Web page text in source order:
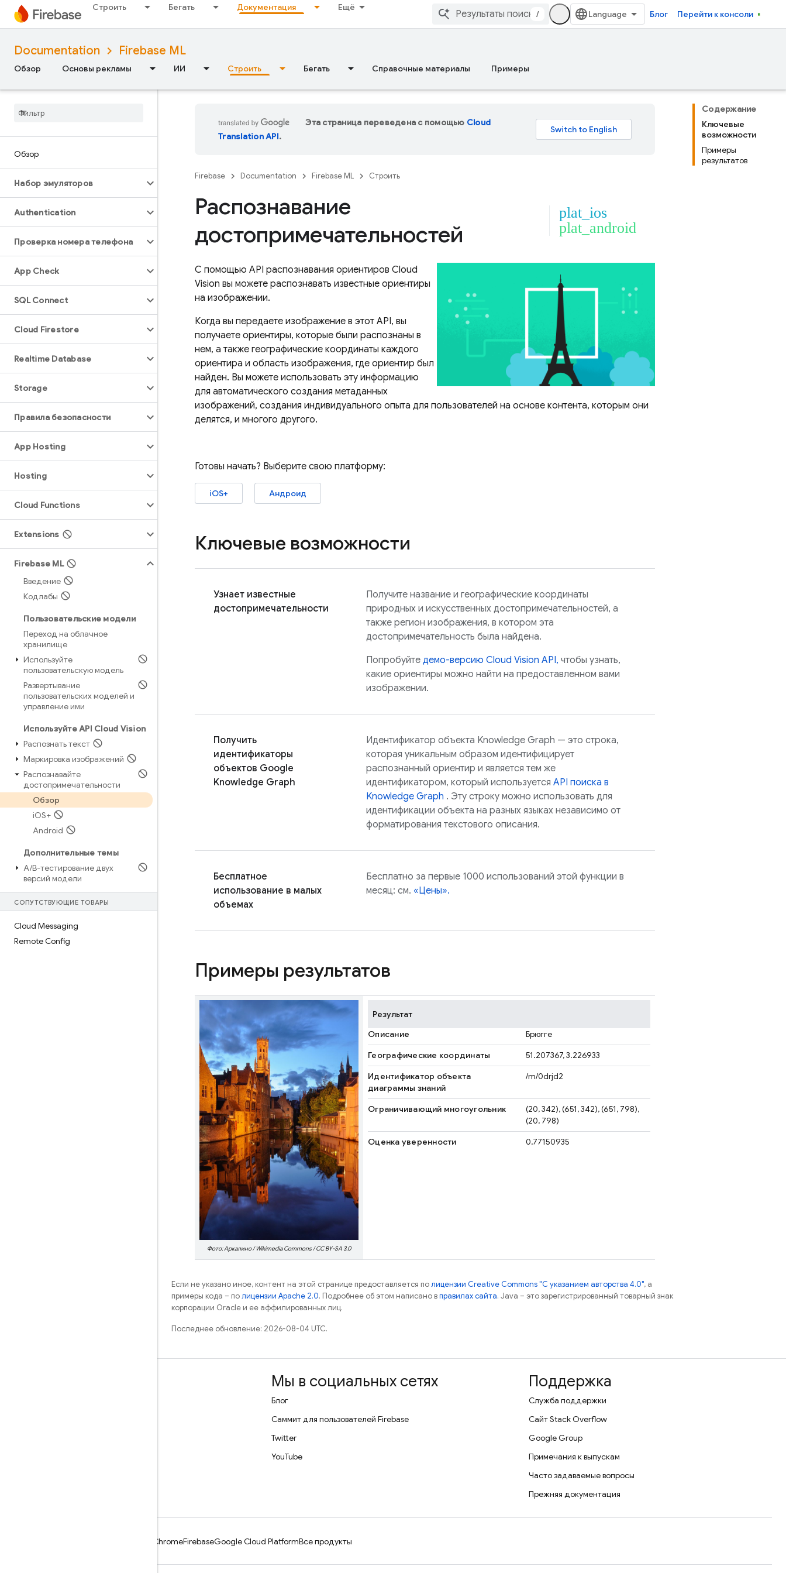
Строить Бегать Документация Ещё
/ Блог Перейти к консоли
Documentation Firebase ML
Обзор Основы рекламы ИИ Строить Бегать Справочные материалы Примеры
Обзор
Набор эмуляторов
Authentication
Проверка номера телефона
App Check
SQL Connect
Cloud Firestore
Realtime Database
Storage
Правила безопасности
App Hosting
Hosting
Cloud Functions
Extensions
Firebase ML
Введение
Кодлабы
Пользовательские модели
Переход на облачное
хранилище
Используйте
пользовательскую модель
Развертывание
пользовательских моделей и
управление ими
Используйте API Cloud Vision
Распознать текст
Маркировка изображений
Распознавайте
достопримечательности
Обзор
iOS+
Android
Дополнительные темы
A/B-тестирование двух
версий модели
СОПУТСТВУЮЩИЕ ТОВАРЫ
Cloud Messaging
Remote Config
Содержание
Ключевые
возможности
Примеры
результатов
Эта страница переведена с помощью Cloud
Translation API.
Firebase Documentation Firebase ML Строить
Распознавание
достопримечательностей
plat_ios
plat_android
С помощью API распознавания ориентиров Cloud
Vision вы можете распознавать известные ориентиры
на изображении.
Когда вы передаете изображение в этот API, вы
получаете ориентиры, которые были распознаны в
нем, а также географические координаты каждого
ориентира и область изображения, где ориентир был
найден. Вы можете использовать эту информацию
для автоматического создания метаданных
изображений, создания индивидуального опыта для пользователей на основе контента, которым они
делятся, и многого другого.
Готовы начать? Выберите свою платформу:
iOS+ Андроид
Ключевые возможности
Узнает известные
достопримечательности
Получите название и географические координаты
природных и искусственных достопримечательностей, а
также регион изображения, в котором эта
достопримечательность была найдена.
Попробуйте демо-версию Cloud Vision API, чтобы узнать,
какие ориентиры можно найти на предоставленном вами
изображении.
Получить
идентификаторы
объектов Google
Knowledge Graph
Идентификатор объекта Knowledge Graph — это строка,
которая уникальным образом идентифицирует
распознанный ориентир и является тем же
идентификатором, который используется API поиска в
Knowledge Graph . Эту строку можно использовать для
идентификации объекта на разных языках независимо от
форматирования текстового описания.
Бесплатное
использование в малых
объемах
Бесплатно за первые 1000 использований этой функции в
месяц: см. «Цены».
Примеры результатов
Фото: Аркалино / Wikimedia Commons / CC BY-SA 3.0
Результат
Описание
Брюгге
Географические координаты
51.207367, 3.226933
Идентификатор объекта
диаграммы знаний
/m/0drjd2
Ограничивающий многоугольник
(20, 342), (651, 342), (651, 798),
(20, 798)
Оценка уверенности
0,77150935
Если не указано иное, контент на этой странице предоставляется полицензии Creative Commons "С указанием авторства 4.0", а
примеры кода – полицензии Apache 2.0. Подробнее об этом написано вправилах сайта. Java – это зарегистрированный товарный знак
корпорации Oracle и ее аффилированных лиц.
Последнее обновление: 2026-08-04 UTC.
Мы в социальных сетях
Блог
Саммит для пользователей Firebase
Twitter
YouTube
Поддержка
Служба поддержки
Сайт Stack Overflow
Google Group
Примечания к выпускам
Часто задаваемые вопросы
Прежняя документация
ChromeFirebaseGoogle Cloud PlatformВсе продукты